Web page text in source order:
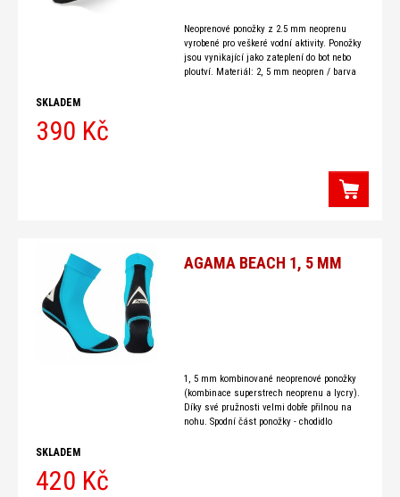
Neoprenové ponožky z 2.5 mm neoprenu
vyrobené pro veškeré vodní aktivity. Ponožky
jsou vynikající jako zateplení do bot nebo
ploutví. Materiál: 2, 5 mm neopren / barva
SKLADEM
390 Kč
AGAMA BEACH 1, 5 MM
1, 5 mm kombinované neoprenové ponožky
(kombinace superstrech neoprenu a lycry).
Díky své pružnosti velmi dobře přilnou na
nohu. Spodní část ponožky - chodidlo
SKLADEM
420 Kč